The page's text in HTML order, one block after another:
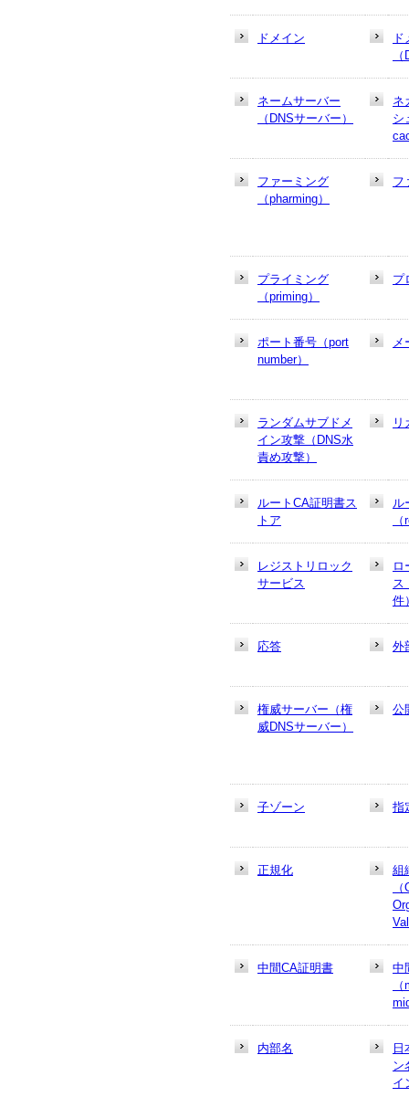
ドメイン
ネームサーバー
（DNSサーバー）
ネ
シ
ファーミング
（pharming）
フ
プライミング
（priming）
プ
ポート番号（port
number）
メ
ランダムサブドメ
イン攻撃（DNS水
責め攻撃）
リ
ルートCA証明書ス
トア
ル
レジストリロック
サービス
ロ
ス
件
応答 外
権威サーバー（権
威DNSサーバー）
公
子ゾーン 指
正規化
組
中間CA証明書
中
内部名
ン
イ